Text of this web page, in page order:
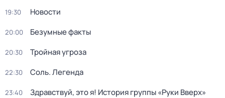
19:30 Новости
20:00 Бeзумные фaкты
20:30 Тройная угроза
22:30 Соль. Легенда
23:40 Здравствуй, это я! История группы «Руки Вверх»